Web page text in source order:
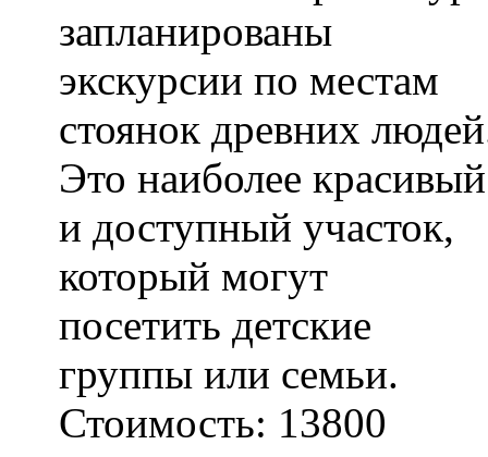
запланированы
экскурсии по местам
стоянок древних
Это наиболее красивый
и доступный участок,
который могут
посетить детские
группы или семьи.
Стоимость: 13800